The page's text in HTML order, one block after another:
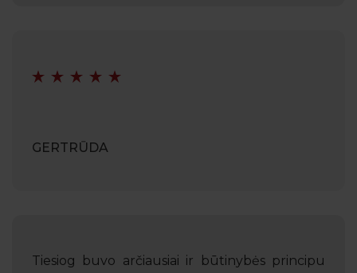
GERTRŪDA
Tiesiog buvo arčiausiai ir būtinybės principu